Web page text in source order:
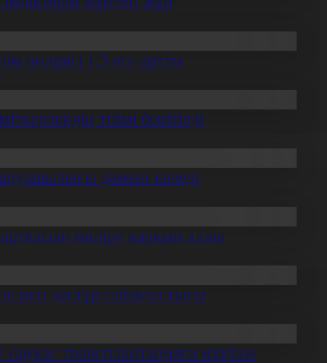
өндірісі 1,5 есе артты
тізімі бекітілді
дамып келеді
өндіру қарқын алды
мен дәстүр сабақтастығы
трансплантацияға мұқтаж